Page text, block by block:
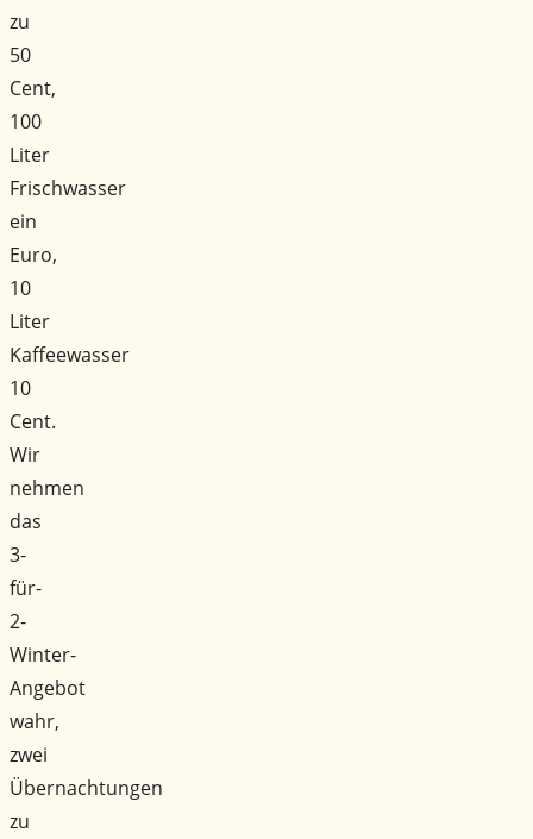
zu
50
Cent,
100
Liter
Frischwasser
ein
Euro,
10
Liter
Kaffeewasser
10
Cent.
Wir
nehmen
das
3-
für-
2-
Winter-
Angebot
wahr,
zwei
Übernachtungen
zu